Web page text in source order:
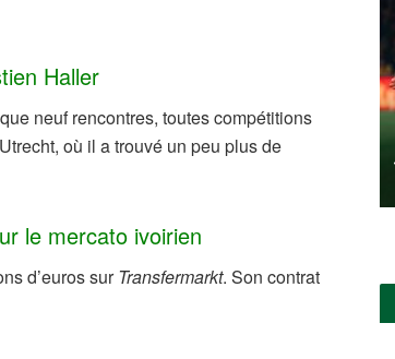
Haller
neuf rencontres, toutes compétitions
où il a trouvé un peu plus de
le mercato ivoirien
d’euros sur Transfermarkt. Son contrat